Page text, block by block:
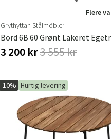
Flere
Grythyttan Stålmöbler
3 200 kr3 555 kr
-10% Hurtig levering